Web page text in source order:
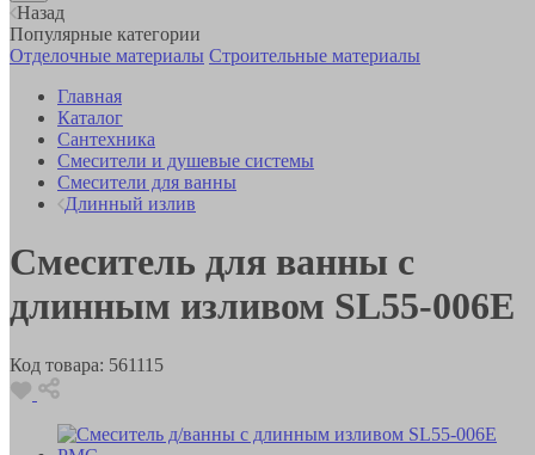
Назад
Популярные категории
Отделочные материалы Строительные материалы
Главная
Каталог
Сантехника
Смесители и душевые системы
Смесители для ванны
Длинный излив
Смеситель для ванны с
длинным изливом SL55-006E
Код товара: 561115